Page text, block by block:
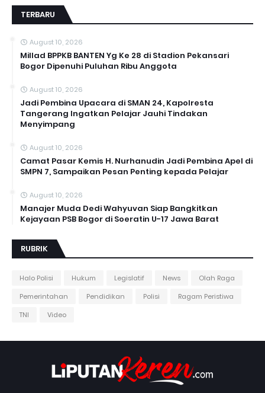
TERBARU
August 10, 2026
Millad BPPKB BANTEN Yg Ke 28 di Stadion Pekansari
Bogor Dipenuhi Puluhan Ribu Anggota
August 10, 2026
Jadi Pembina Upacara di SMAN 24, Kapolresta
Tangerang Ingatkan Pelajar Jauhi Tindakan
Menyimpang
August 10, 2026
Camat Pasar Kemis H. Nurhanudin Jadi Pembina Apel di
SMPN 7, Sampaikan Pesan Penting kepada Pelajar
August 10, 2026
Manajer Muda Dedi Wahyuvan Siap Bangkitkan
Kejayaan PSB Bogor di Soeratin U-17 Jawa Barat
RUBRIK
Halo Polisi Hukum Legislatif News
Olah Raga
Pemerintahan
Pendidikan Polisi
Ragam Peristiwa
TNI
Video